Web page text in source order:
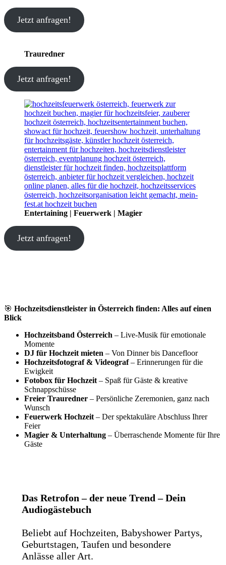
Jetzt anfragen!
Trauredner
Jetzt anfragen!
Entertaining | Feuerwerk | Magier
Jetzt anfragen!
🎯 Hochzeitsdienstleister in Österreich finden: Alles auf einen
Blick
Hochzeitsband Österreich – Live-Musik für emotionale
Momente
DJ für Hochzeit mieten – Von Dinner bis Dancefloor
Hochzeitsfotograf & Videograf– Erinnerungen für die
Ewigkeit
Fotobox für Hochzeit – Spaß für Gäste & kreative
Schnappschüsse
Freier Trauredner – Persönliche Zeremonien, ganz nach
Wunsch
Feuerwerk Hochzeit – Der spektakuläre Abschluss Ihrer
Feier
Magier & Unterhaltung – Überraschende Momente für Ihre
Gäste
Das Retrofon – der neue Trend – Dein
Audiogästebuch
Beliebt auf Hochzeiten, Babyshower Partys,
Geburtstagen, Taufen und besondere
Anlässe aller Art.